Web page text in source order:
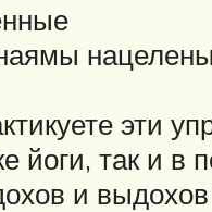
эти
йоги, так и
и